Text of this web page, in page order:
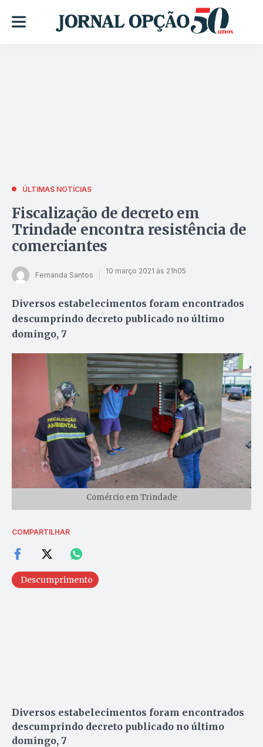
ÚLTIMAS NOTÍCIAS
Fiscalização de decreto em
Trindade encontra resistência de
comerciantes
Fernanda Santos 10 março 2021 às 21h05
Diversos estabelecimentos foram encontrados
descumprindo decreto publicado no último
domingo, 7
Comércio em Trindade
COMPARTILHAR
Descumprimento
Diversos estabelecimentos foram encontrados
descumprindo decreto publicado no último
domingo, 7